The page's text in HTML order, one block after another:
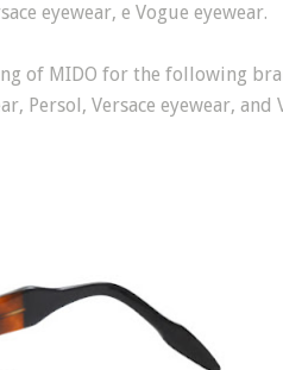
eyewear, e Vogue eyewear.
of MIDO for the following
Persol, Versace eyewear, and